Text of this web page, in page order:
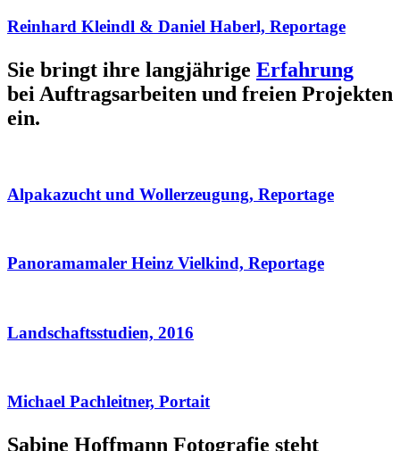
Reinhard Kleindl & Daniel Haberl, Reportage
Sie bringt ihre langjährige Erfahrung
bei Auftragsarbeiten und freien Projekten
ein.
Alpakazucht und Wollerzeugung, Reportage
Panoramamaler Heinz Vielkind, Reportage
Landschaftsstudien, 2016
Michael Pachleitner, Portait
Sabine Hoffmann Fotografie steht